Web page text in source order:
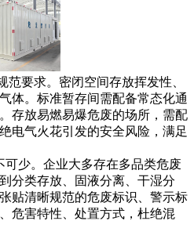
要求。密闭空间存放挥发性、
体。标准暂存间需配备常态化通
存放易燃易爆危废的场所，需配
电气火花引发的安全风险，满足
少。企业大多存在多品类危废
分类存放、固液分离、干湿分
贴清晰规范的危废标识、警示标
危害特性、处置方式，杜绝混